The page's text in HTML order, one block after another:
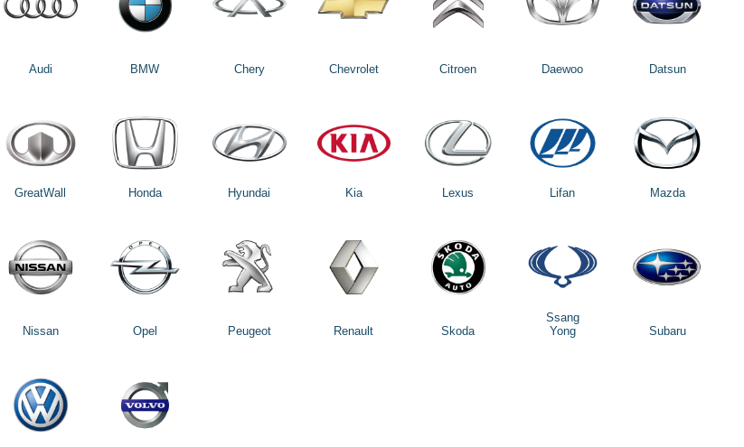
Audi BMW Chery Chevrolet Citroen Daewoo Datsun
GreatWall Honda Hyundai Kia Lexus Lifan Mazda
Nissan Opel Peugeot Renault Skoda
Ssang
Yong
Subaru